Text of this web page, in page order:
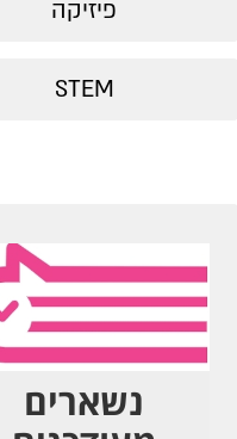
פיזיקה
STEM